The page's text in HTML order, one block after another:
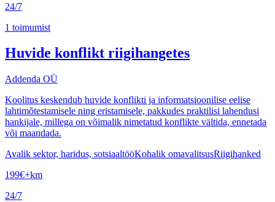
24/7
1 toimumist
Huvide konflikt riigihangetes
Addenda OÜ
Koolitus keskendub huvide konflikti ja informatsioonilise eelise
lahtimõtestamisele ning eristamisele, pakkudes praktilisi lahendusi
hankijale, millega on võimalik nimetatud konflikte vältida, ennetada
või maandada.
Avalik sektor, haridus, sotsiaaltööKohalik omavalitsusRiigihanked
199€+km
24/7